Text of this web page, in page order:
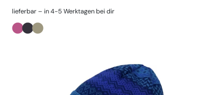
lieferbar – in 4-5 Werktagen bei dir